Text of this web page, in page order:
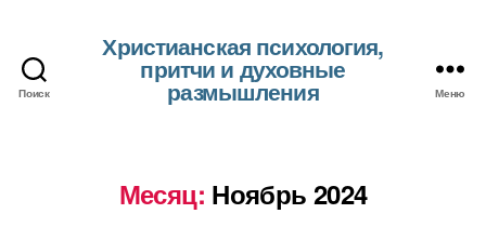
Поиск
Христианская психология,
притчи и духовные
размышления Меню
Месяц: Ноябрь 2024